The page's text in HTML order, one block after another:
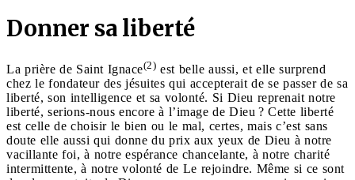
Donner sa liberté
La prière de Saint Ignace(2) est belle aussi, et elle surprend
chez le fondateur des jésuites qui accepterait de se passer de sa
liberté, son intelligence et sa volonté. Si Dieu reprenait notre
liberté, serions-nous encore à l’image de Dieu ? Cette liberté
est celle de choisir le bien ou le mal, certes, mais c’est sans
doute elle aussi qui donne du prix aux yeux de Dieu à notre
vacillante foi, à notre espérance chancelante, à notre charité
intermittente, à notre volonté de Le rejoindre. Même si ce sont